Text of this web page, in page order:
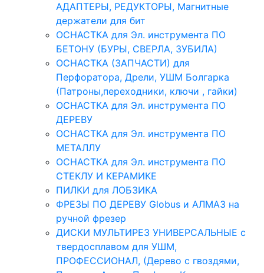
АДАПТЕРЫ, РЕДУКТОРЫ, Магнитные
держатели для бит
ОСНАСТКА для Эл. инструмента ПО
БЕТОНУ (БУРЫ, СВЕРЛА, ЗУБИЛА)
ОСНАСТКА (ЗАПЧАСТИ) для
Перфоратора, Дрели, УШМ Болгарка
(Патроны,переходники, ключи , гайки)
ОСНАСТКА для Эл. инструмента ПО
ДЕРЕВУ
ОСНАСТКА для Эл. инструмента ПО
МЕТАЛЛУ
ОСНАСТКА для Эл. инструмента ПО
СТЕКЛУ И КЕРАМИКЕ
ПИЛКИ для ЛОБЗИКА
ФРЕЗЫ ПО ДЕРЕВУ Globus и АЛМАЗ на
ручной фрезер
ДИСКИ МУЛЬТИРЕЗ УНИВЕРСАЛЬНЫЕ с
твердосплавом для УШМ,
ПРОФЕССИОНАЛ, (Дерево с гвоздями,